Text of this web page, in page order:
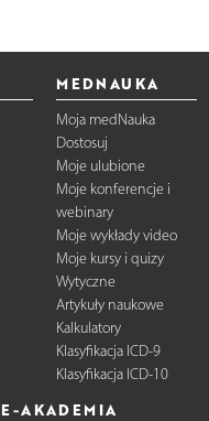
MEDNAUKA
Moja medNauka
Dostosuj
Moje ulubione
Moje konferencje i
webinary
Moje wykłady video
Moje kursy i quizy
Wytyczne
Artykuły naukowe
Kalkulatory
Klasyfikacja ICD-9
Klasyfikacja ICD-10
E-AKADEMIA